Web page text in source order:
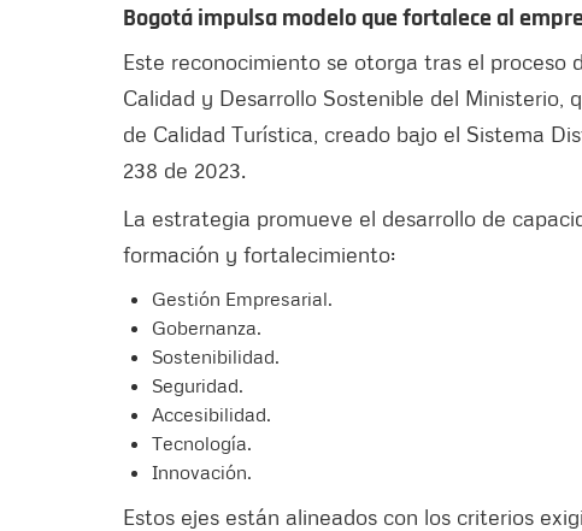
Bogotá impulsa modelo que fortalece al
Este reconocimiento se otorga tras el proceso
Calidad y Desarrollo Sostenible del Ministerio,
de Calidad Turística, creado bajo el Sistema
238 de 2023.
La estrategia promueve el desarrollo de
formación y fortalecimiento:
Gestión Empresarial.
Gobernanza.
Sostenibilidad.
Seguridad.
Accesibilidad.
Tecnología.
Innovación.
Estos ejes están alineados con los criterios